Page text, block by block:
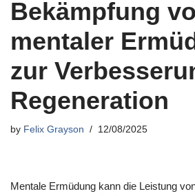
Bekämpfung
mentaler
zur
Regeneration
by Felix Grayson 12/08/2025
Mentale Ermüdung kann die Leistung